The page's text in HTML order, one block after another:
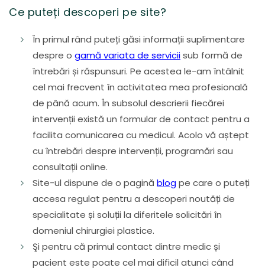
Ce puteți descoperi pe site?
În primul rând puteți găsi informații suplimentare
despre o gamă variata de serviciisub formă de
întrebări și răspunsuri. Pe acestea le-am întâlnit
cel mai frecvent în activitatea mea profesională
de până acum. În subsolul descrierii fiecărei
intervenții există un formular de contact pentru a
facilita comunicarea cu medicul. Acolo vă aștept
cu întrebări despre intervenții, programări sau
consultații online.
Site-ul dispune de o pagină blogpe care o puteți
accesa regulat pentru a descoperi noutăți de
specialitate și soluții la diferitele solicitări în
domeniul chirurgiei plastice.
Şi pentru că primul contact dintre medic și
pacient este poate cel mai dificil atunci când